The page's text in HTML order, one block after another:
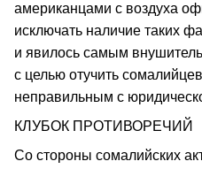
американцами с воздуха
исключать наличие таких
и явилось самым
с целью отучить
неправильным с
КЛУБОК ПРОТИВОРЕЧИЙ
Со стороны сомалийских